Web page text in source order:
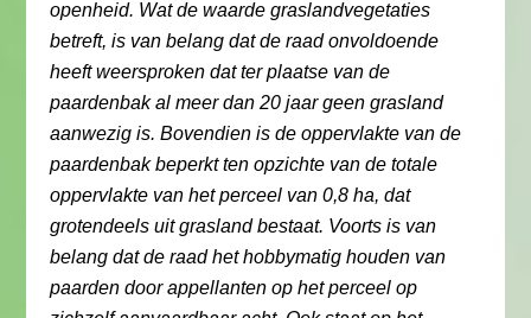
openheid. Wat de waarde graslandvegetaties
betreft, is van belang dat de raad onvoldoende
heeft weersproken dat ter plaatse van de
paardenbak al meer dan 20 jaar geen grasland
aanwezig is. Bovendien is de oppervlakte van de
paardenbak beperkt ten opzichte van de totale
oppervlakte van het perceel van 0,8 ha, dat
grotendeels uit grasland bestaat. Voorts is van
belang dat de raad het hobbymatig houden van
paarden door appellanten op het perceel op